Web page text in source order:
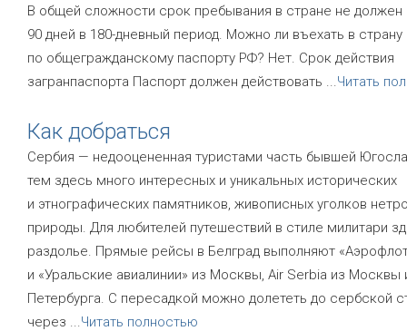
В общей сложности срок пребывания в стране не
90 дней в 180-дневный период. Можно ли въехать в страну
по общегражданскому паспорту РФ? Нет. Срок действия
загранпаспорта Паспорт должен действовать ...Читать
Как добраться
Сербия — недооцененная туристами часть бывшей
тем здесь много интересных и уникальных исторических
и этнографических памятников, живописных уголков
природы. Для любителей путешествий в стиле милитари
раздолье. Прямые рейсы в Белград выполняют
и «Уральские авиалинии» из Москвы, Air Serbia из Москвы
Петербурга. С пересадкой можно долететь до сербской
через ...Читать полностью